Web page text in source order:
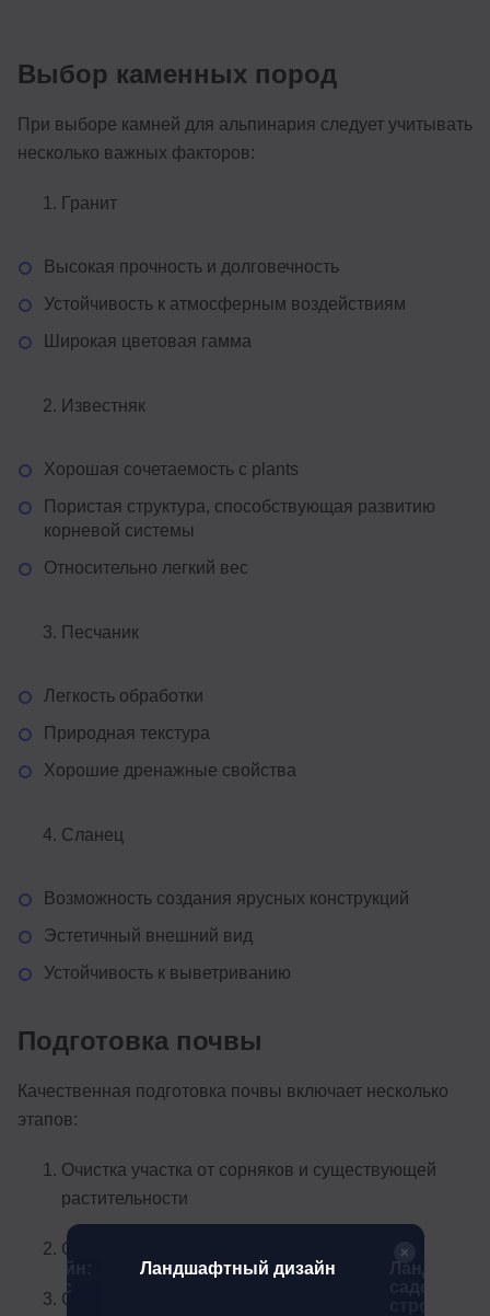
Выбор каменных пород
При выборе камней для альпинария следует учитывать
несколько важных факторов:
Гранит
Высокая прочность и долговечность
Устойчивость к атмосферным воздействиям
Широкая цветовая гамма
Известняк
Хорошая сочетаемость с plants
Пористая структура, способствующая развитию
корневой системы
Относительно легкий вес
Песчаник
Легкость обработки
Природная текстура
Хорошие дренажные свойства
Сланец
Возможность создания ярусных конструкций
Эстетичный внешний вид
Устойчивость к выветриванию
Подготовка почвы
Качественная подготовка почвы включает несколько
этапов:
Очистка участка от сорняков и существующей
растительности
Снятие верхнего слоя грунта (20-30 см)
Создание дренажного основания:
Ландшафтный дизайн